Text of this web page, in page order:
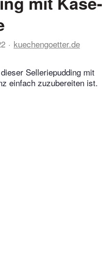
kuechengoetter.de
Selleriepudding mit
einfach zuzubereiten ist.